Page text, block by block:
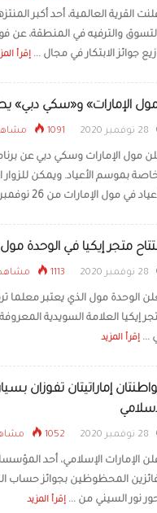
القرية العالمية، أحد أكبر
والترفيه في المنطقة، عن
جوائز الابتكار في مجال ... إقرأ
الإمارات» و«سكي دبي»
1091 مشاهدة
مول الإمارات وسكي دبي عن
بموسم الأعياد. ويمكن
في مول الإمارات من 26 نوفمبر ...
متجر إيكيا في الوحدة
1113 مشاهدة
الوحدة مول الذي يعتبر معلما
إيكيا العلامة السويدية
... إقرأ المزيد
إماراتيتان تفوزان
1052 مشاهدة
الإمارات الإسلامي، أحد
نور السيني من ... إقرأ المزيد